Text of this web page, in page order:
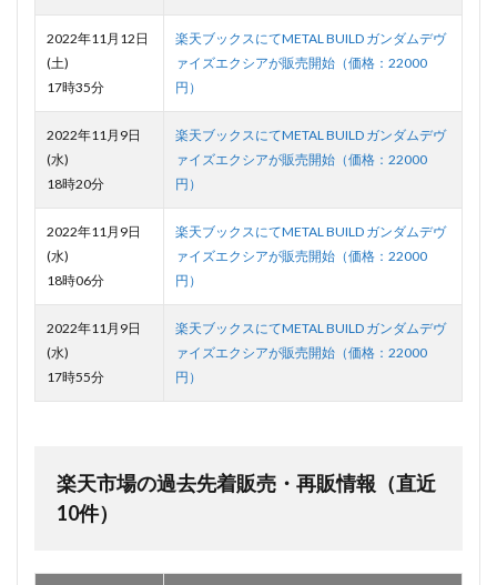
2022年11月12日
(土)
17時35分
楽天ブックスにてMETAL BUILD ガンダムデヴ
ァイズエクシアが販売開始（価格：22000
円）
2022年11月9日
(水)
18時20分
楽天ブックスにてMETAL BUILD ガンダムデヴ
ァイズエクシアが販売開始（価格：22000
円）
2022年11月9日
(水)
18時06分
楽天ブックスにてMETAL BUILD ガンダムデヴ
ァイズエクシアが販売開始（価格：22000
円）
2022年11月9日
(水)
17時55分
楽天ブックスにてMETAL BUILD ガンダムデヴ
ァイズエクシアが販売開始（価格：22000
円）
楽天市場の過去先着販売・再販情報（直近
10件）